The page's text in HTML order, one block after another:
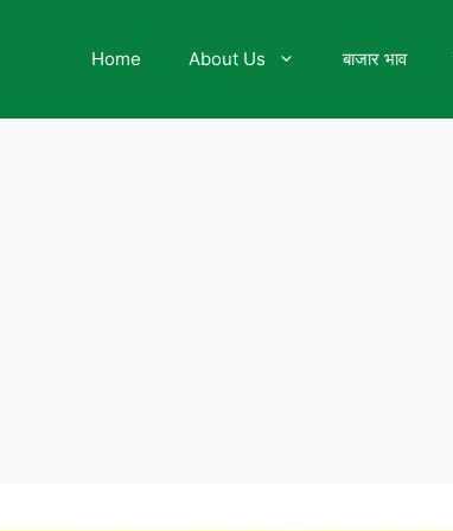
Home About Us बाजार भाव